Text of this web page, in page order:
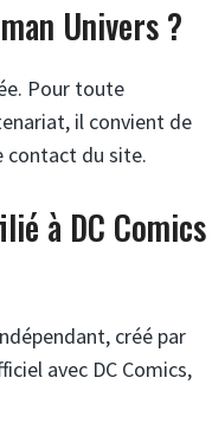
Univers ?
Pour toute
il convient de
contact du site.
à DC Comics
créé par
avec DC Comics,